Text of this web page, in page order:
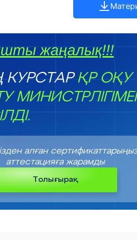
жаңалық!!!
КУРСТАРҚР ОҚУ
алған
аттестацияға жарамды
Толығырақ